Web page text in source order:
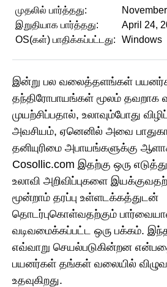
முதலில் பார்த்தது:
இறுதியாக பார்த்தது:
April 24,
OS(கள்) பாதிக்கப்பட்டது:
Windows
இன்று பல வலைத்தளங்கள்
தந்திரோபாயங்கள் மூலம் தவறாக
முயற்சிப்பதால், உலாவும்போது
அவசியம், ஏனெனில் அவை
தனியுரிமை அபாயங்களுக்கு
Cosollic.com இதற்கு ஒரு
உலாவி அறிவிப்புகளை
மூன்றாம் தரப்பு உள்ளடக்கத்துடன்
தொடர்புகொள்வதற்கும்
வடிவமைக்கப்பட்ட ஒரு பக்கம்.
எவ்வாறு செயல்படுகின்றன
பயனர்கள் தங்கள் வலையில்
உதவுகிறது.